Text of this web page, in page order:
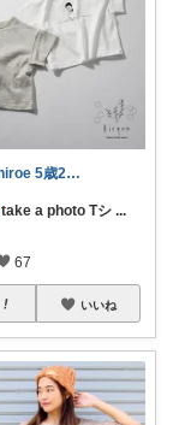
hirohiroe 5歳2歳👦👧
take a photo Tシ ...
67
いいね